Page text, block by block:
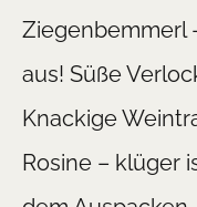
Ziegenbemmerl
aus! Süße
Knackige
Rosine – klüger